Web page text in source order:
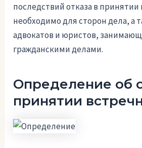
последствий отказа в принятии
необходимо для сторон дела, а
адвокатов и юристов,
гражданскими делами.
Определение об
принятии